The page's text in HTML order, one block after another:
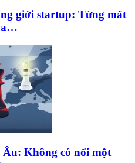
giới startup: Từng mất
Âu: Không có nổi một